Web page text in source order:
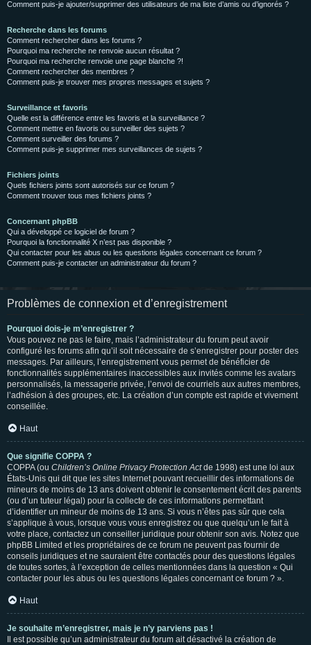
Comment puis-je ajouter/supprimer des utilisateurs de ma liste d’amis ou d’ignorés ?
Recherche dans les forums
Comment rechercher dans les forums ?
Pourquoi ma recherche ne renvoie aucun résultat ?
Pourquoi ma recherche renvoie une page blanche ?!
Comment rechercher des membres ?
Comment puis-je trouver mes propres messages et sujets ?
Surveillance et favoris
Quelle est la différence entre les favoris et la surveillance ?
Comment mettre en favoris ou surveiller des sujets ?
Comment surveiller des forums ?
Comment puis-je supprimer mes surveillances de sujets ?
Fichiers joints
Quels fichiers joints sont autorisés sur ce forum ?
Comment trouver tous mes fichiers joints ?
Concernant phpBB
Qui a développé ce logiciel de forum ?
Pourquoi la fonctionnalité X n’est pas disponible ?
Qui contacter pour les abus ou les questions légales concernant ce forum ?
Comment puis-je contacter un administrateur du forum ?
Problèmes de connexion et d’enregistrement
Pourquoi dois-je m’enregistrer ?
Vous pouvez ne pas le faire, mais l’administrateur du forum peut avoir
configuré les forums afin qu’il soit nécessaire de s’enregistrer pour poster des
messages. Par ailleurs, l’enregistrement vous permet de bénéficier de
fonctionnalités supplémentaires inaccessibles aux invités comme les avatars
personnalisés, la messagerie privée, l’envoi de courriels aux autres membres,
l’adhésion à des groupes, etc. La création d’un compte est rapide et vivement
conseillée.
Haut
Que signifie COPPA ?
COPPA (ou Children’s Online Privacy Protection Actde 1998) est une loi aux
États-Unis qui dit que les sites Internet pouvant recueillir des informations de
mineurs de moins de 13 ans doivent obtenir le consentement écrit des parents
(ou d’un tuteur légal) pour la collecte de ces informations permettant
d’identifier un mineur de moins de 13 ans. Si vous n’êtes pas sûr que cela
s’applique à vous, lorsque vous vous enregistrez ou que quelqu’un le fait à
votre place, contactez un conseiller juridique pour obtenir son avis. Notez que
phpBB Limited et les propriétaires de ce forum ne peuvent pas fournir de
conseils juridiques et ne sauraient être contactés pour des questions légales
de toutes sortes, à l’exception de celles mentionnées dans la question « Qui
contacter pour les abus ou les questions légales concernant ce forum ? ».
Haut
Je souhaite m’enregistrer, mais je n’y parviens pas !
Il est possible qu’un administrateur du forum ait désactivé la création de